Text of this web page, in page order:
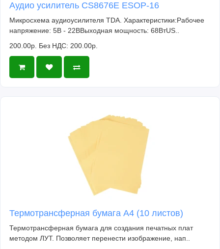
Аудио усилитель CS8676E ESOP-16
Микросхема аудиоусилителя TDA. Характеристики:Рабочее
напряжение: 5В - 22ВВыходная мощность: 68ВтUS..
200.00р. Без НДС: 200.00р.
Термотрансферная бумага А4 (10 листов)
Термотрансферная бумага для создания печатных плат
методом ЛУТ. Позволяет перенести изображение, нап..